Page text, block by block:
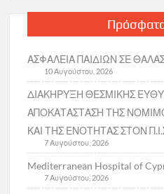
ΑΣΦΑΛΕΙΑ ΠΑΙΔΙΩΝ ΣΕ
10 Αυγούστου, 2026
ΔΙΑΚΗΡΥΞΗ ΘΕΣΜΙΚΗΣ
ΑΠΟΚΑΤΑΣΤΑΣΗ ΤΗΣ
ΚΑΙ ΤΗΣ ΕΝΟΤΗΤΑΣ ΣΤΟΝ
7 Αυγούστου, 2026
Mediterranean Hospital of
7 Αυγούστου, 2026